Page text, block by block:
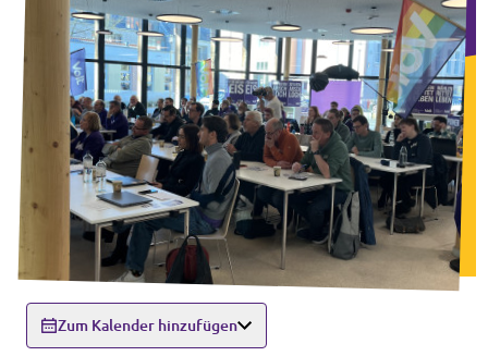
Zum Kalender hinzufügen